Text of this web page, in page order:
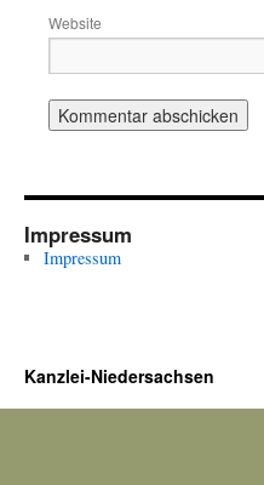
Website
Impressum
Impressum
Kanzlei-Niedersachsen